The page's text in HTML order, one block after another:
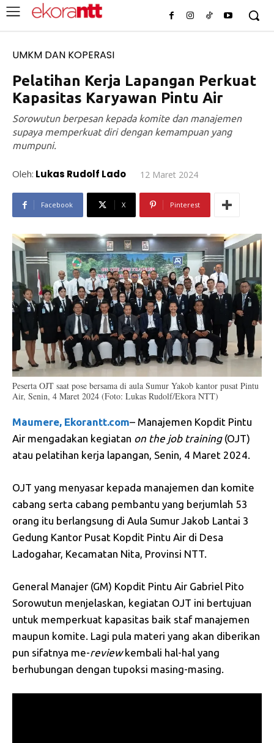
UMKM DAN KOPERASI
Pelatihan Kerja Lapangan Perkuat
Kapasitas Karyawan Pintu Air
Sorowutun berpesan kepada komite dan manajemen
supaya memperkuat diri dengan kemampuan yang
mumpuni.
Oleh: Lukas Rudolf Lado 12 Maret 2024
Facebook X Pinterest
Peserta OJT saat pose bersama di aula Sumur Yakob kantor pusat Pintu
Air, Senin, 4 Maret 2024 (Foto: Lukas Rudolf/Ekora NTT)
Maumere, Ekorantt.com– Manajemen Kopdit Pintu
Air mengadakan kegiatan on the job training (OJT)
atau pelatihan kerja lapangan, Senin, 4 Maret 2024.
OJT yang menyasar kepada manajemen dan komite
cabang serta cabang pembantu yang berjumlah 53
orang itu berlangsung di Aula Sumur Jakob Lantai 3
Gedung Kantor Pusat Kopdit Pintu Air di Desa
Ladogahar, Kecamatan Nita, Provinsi NTT.
General Manajer (GM) Kopdit Pintu Air Gabriel Pito
Sorowutun menjelaskan, kegiatan OJT ini bertujuan
untuk memperkuat kapasitas baik staf manajemen
maupun komite. Lagi pula materi yang akan diberikan
pun sifatnya me-reviewkembali hal-hal yang
berhubungan dengan tupoksi masing-masing.